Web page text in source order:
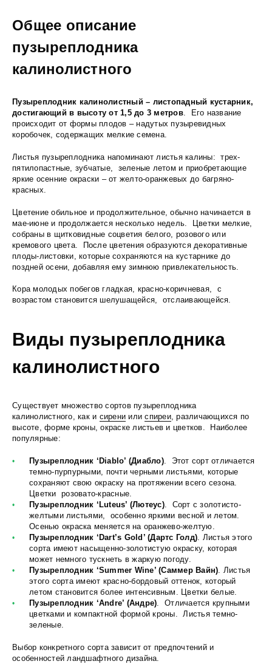
Общее описание
пузыреплодника
калинолистного
Пузыреплодник калинолистный – листопадный кустарник,
достигающий в высоту от 1,5 до 3 метров. Его название
происходит от формы плодов – надутых пузыревидных
коробочек, содержащих мелкие семена.
Листья пузыреплодника напоминают листья калины: трех-
пятилопастные, зубчатые, зеленые летом и приобретающие
яркие осенние окраски – от желто-оранжевых до багряно-
красных.
Цветение обильное и продолжительное, обычно начинается в
мае-июне и продолжается несколько недель. Цветки мелкие,
собраны в щитковидные соцветия белого, розового или
кремового цвета. После цветения образуются декоративные
плоды-листовки, которые сохраняются на кустарнике до
поздней осени, добавляя ему зимнюю привлекательность.
Кора молодых побегов гладкая, красно-коричневая, с
возрастом становится шелушащейся, отслаивающейся.
Виды пузыреплодника
калинолистного
Существует множество сортов пузыреплодника
калинолистного, как и сирени илиспиреи, различающихся по
высоте, форме кроны, окраске листьев и цветков. Наиболее
популярные:
Пузыреплодник ‘Diablo’ (Диабло). Этот сорт отличается
темно-пурпурными, почти черными листьями, которые
сохраняют свою окраску на протяжении всего сезона.
Цветки розовато-красные.
Пузыреплодник ‘Luteus’ (Лютеус). Сорт с золотисто-
желтыми листьями, особенно яркими весной и летом.
Осенью окраска меняется на оранжево-желтую.
Пузыреплодник ‘Dart’s Gold’ (Дартс Голд). Листья этого
сорта имеют насыщенно-золотистую окраску, которая
может немного тускнеть в жаркую погоду.
Пузыреплодник ‘Summer Wine’ (Саммер Вайн). Листья
этого сорта имеют красно-бордовый оттенок, который
летом становится более интенсивным. Цветки белые.
Пузыреплодник ‘Andre’ (Андре). Отличается крупными
цветками и компактной формой кроны. Листья темно-
зеленые.
Выбор конкретного сорта зависит от предпочтений и
особенностей ландшафтного дизайна.